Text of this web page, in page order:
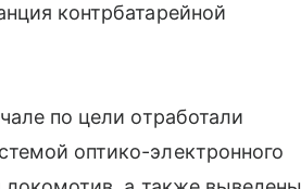
контрбатарейной
по цели отработали
оптико-электронного